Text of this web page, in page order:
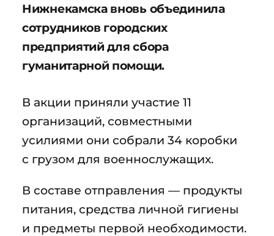
Нижнекамска вновь объединила
сотрудников городских
предприятий для сбора
гуманитарной помощи.
В акции приняли участие 11
организаций, совместными
усилиями они собрали 34 коробки
с грузом для военнослужащих.
В составе отправления — продукты
питания, средства личной гигиены
и предметы первой необходимости.